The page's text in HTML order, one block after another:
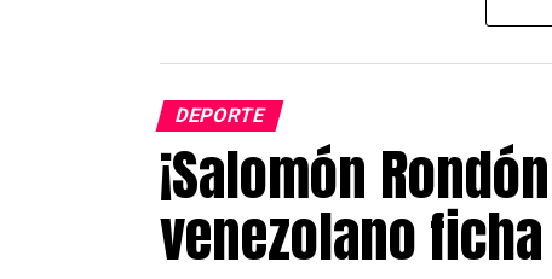
DEPORTE
¡Salomón
venezolano